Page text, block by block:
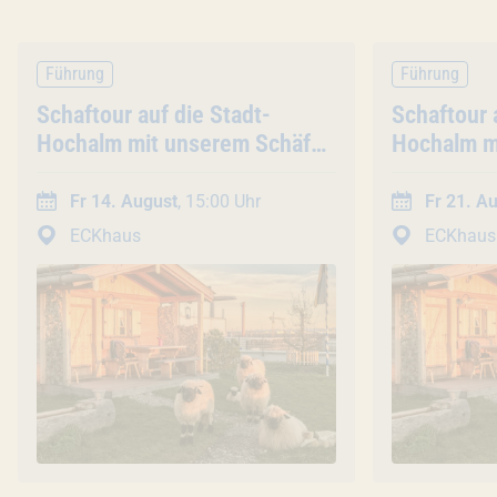
Führung
Veranstaltung
Schaftour auf die Stadt-
Hochalm mit unserem Schäfer
Fr 14. August, 15:00 Uhr
ECKhaus
Führung
Schaftour
Hochalm
Fr 21.
ECKhaus